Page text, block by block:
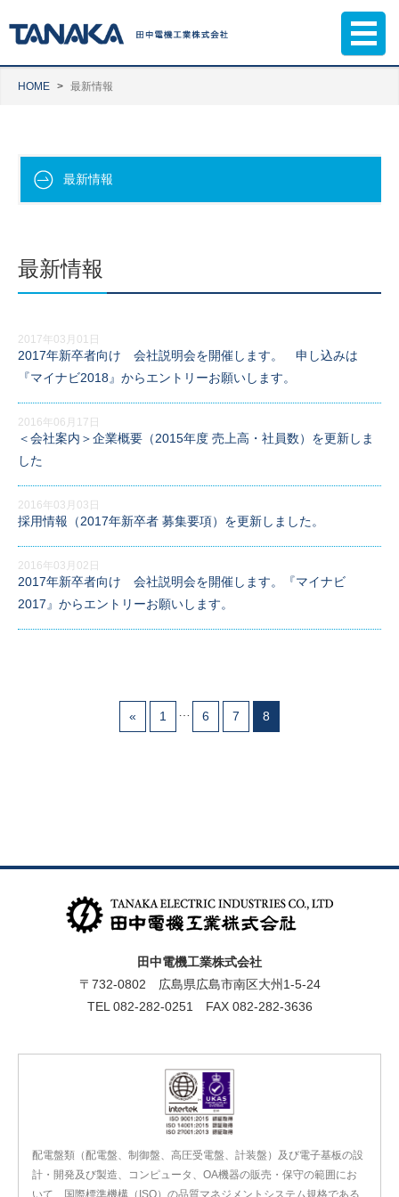
HOME 最新情報
最新情報
最新情報
2017年03月01日
2017年新卒者向け 会社説明会を開催します。 申し込みは
『マイナビ2018』からエントリーお願いします。
2016年06月17日
＜会社案内＞企業概要（2015年度 売上高・社員数）を更新しま
した
2016年03月03日
採用情報（2017年新卒者 募集要項）を更新しました。
2016年03月02日
2017年新卒者向け 会社説明会を開催します。『マイナビ
2017』からエントリーお願いします。
« 1 6 7 8
田中電機工業株式会社
〒732-0802 広島県広島市南区大州1-5-24
TEL 082-282-0251 FAX 082-282-3636
配電盤類（配電盤、制御盤、高圧受電盤、計装盤）及び電子基板の設
計・開発及び製造、コンピュータ、OA機器の販売・保守の範囲にお
いて、国際標準機構（ISO）の品質マネジメントシステム規格である